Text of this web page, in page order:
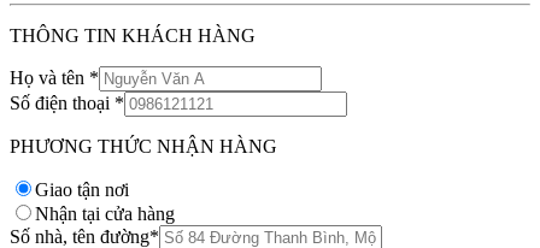
THÔNG TIN KHÁCH HÀNG
Họ và tên *
Số điện thoại *
PHƯƠNG THỨC NHẬN HÀNG
Giao tận nơi
Nhận tại cửa hàng
Số nhà, tên đường*